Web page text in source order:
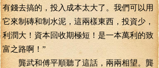
有錢去搞的，投入成本太大了。我們可以用
它來制磚和制水泥，這兩樣東西，投資少，
利潤大！資本回收期極短！是一本萬利的致
富之路啊！”
龔武和傅平順聽了這話，兩兩相望。龔